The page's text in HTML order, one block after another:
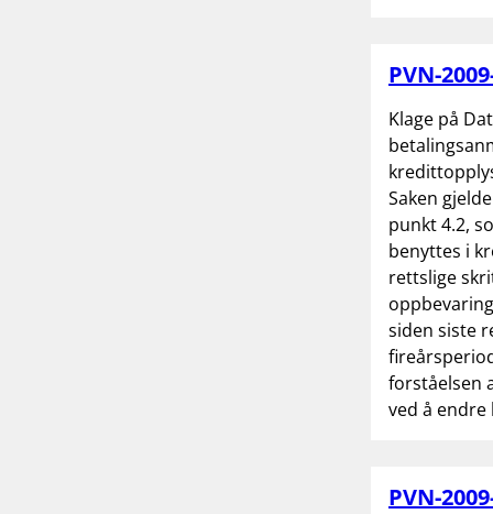
PVN-
Klage på
Saken
punkt 4.2,
benyttes i
rettslige
siden siste
forståelsen
ved å endre
PVN-